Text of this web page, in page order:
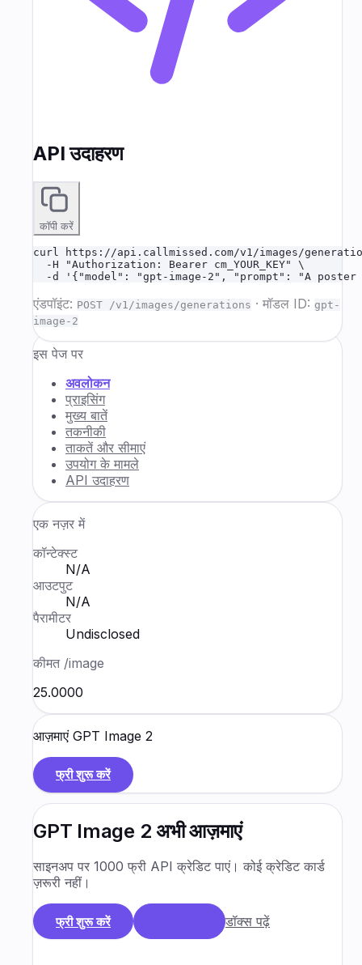
API उदाहरण
कॉपी करें
curl https://api.callmissed.com/v1/images/
  -H "Authorization: Bearer cm_YOUR_KEY" \
-d '{"model": "gpt-image-2", "prompt": "A
एंडपॉइंट: POST /v1/images/generations · मॉडल ID: gpt-
image-2
इस पेज पर
अवलोकन
प्राइसिंग
मुख्य बातें
तकनीकी
ताकतें और सीमाएं
उपयोग के मामले
API उदाहरण
एक नज़र में
कॉन्टेक्स्ट
N/A
आउटपुट
N/A
पैरामीटर
Undisclosed
कीमत /image
₹25.0000
आज़माएं GPT Image 2
फ्री शुरू करें
GPT Image 2 अभी आज़माएं
साइनअप पर 1000 फ्री API क्रेडिट पाएं। कोई क्रेडिट कार्ड
ज़रूरी नहीं।
फ्री शुरू करें डॉक्स पढ़ें